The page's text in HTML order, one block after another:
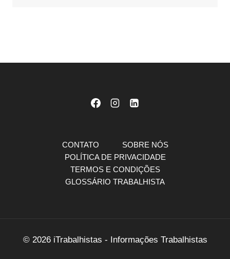
CONTATO
SOBRE NÓS
POLÍTICA DE PRIVACIDADE
TERMOS E CONDIÇÕES
GLOSSÁRIO TRABALHISTA
© 2026 iTrabalhistas - Informações Trabalhistas